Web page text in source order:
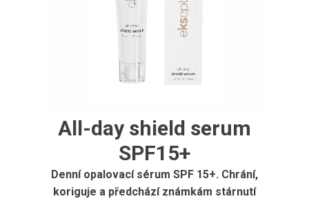
All-day shield serum
SPF15+
Denní opalovací sérum SPF 15+. Chrání,
koriguje a předchází známkám stárnutí